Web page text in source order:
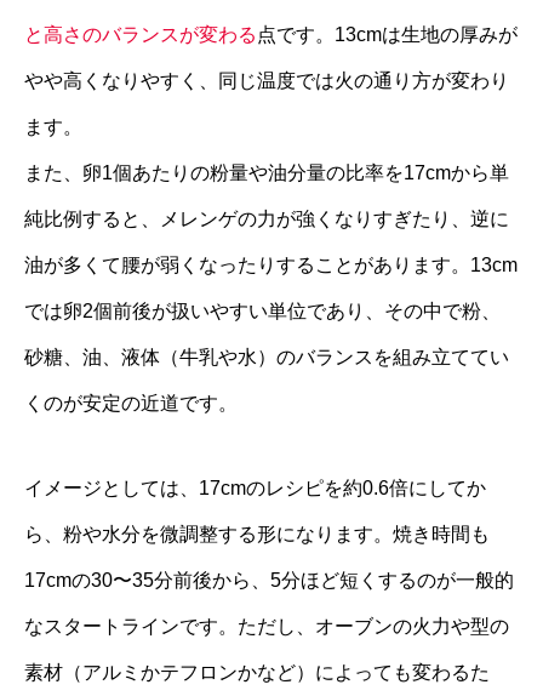
と高さのバランスが変わる 点です。13cmは生地の厚みが
やや高くなりやすく、同じ温度では火の通り方が変わり
ます。
また、卵1個あたりの粉量や油分量の比率を17cmから単
純比例すると、メレンゲの力が強くなりすぎたり、逆に
油が多くて腰が弱くなったりすることがあります。13cm
では卵2個前後が扱いやすい単位であり、その中で粉、
砂糖、油、液体（牛乳や水）のバランスを組み立ててい
くのが安定の近道です。
イメージとしては、17cmのレシピを約0.6倍にしてか
ら、粉や水分を微調整する形になります。焼き時間も
17cmの30〜35分前後から、5分ほど短くするのが一般的
なスタートラインです。ただし、オーブンの火力や型の
素材（アルミかテフロンかなど）によっても変わるた